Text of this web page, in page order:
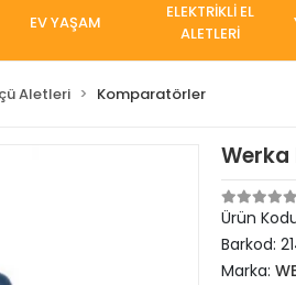
EV YAŞAM
ELEKTRİKLİ EL
ALETLERİ
Aletleri Komparatörler
Werka
Ürün
Barkod:
Marka: